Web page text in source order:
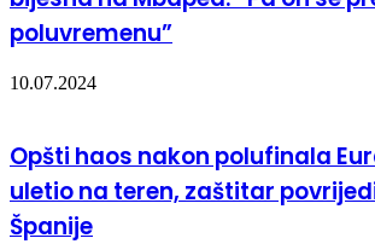
poluvremenu”
10.07.2024
Opšti haos nakon polufinala
uletio na teren, zaštitar
Španije